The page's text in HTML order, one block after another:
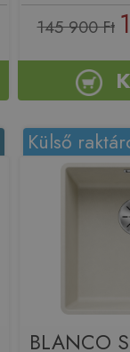
145 900 Ft
Külső
BLANCO